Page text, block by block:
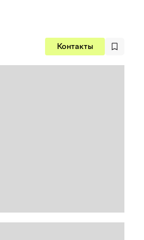
Контакты